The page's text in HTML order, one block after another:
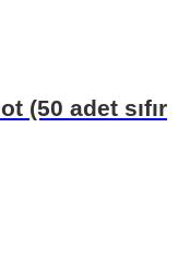
(50 adet sıfır